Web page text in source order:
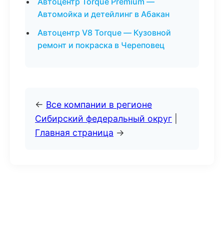
Автомойка и детейлинг в Абакан
Автоцентр V8 Torque — Кузовной
ремонт и покраска в Череповец
← Все компании в регионе
Сибирский федеральный округ
Главная страница →